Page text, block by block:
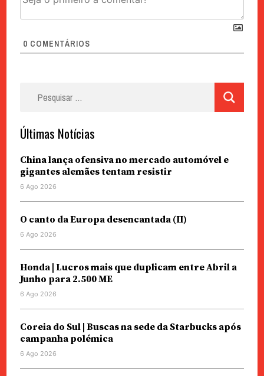
0 COMENTÁRIOS
Últimas Notícias
China lança ofensiva no mercado automóvel e
gigantes alemães tentam resistir
6 Ago 2026
O canto da Europa desencantada (II)
6 Ago 2026
Honda | Lucros mais que duplicam entre Abril a
Junho para 2.500 ME
6 Ago 2026
Coreia do Sul | Buscas na sede da Starbucks após
campanha polémica
6 Ago 2026